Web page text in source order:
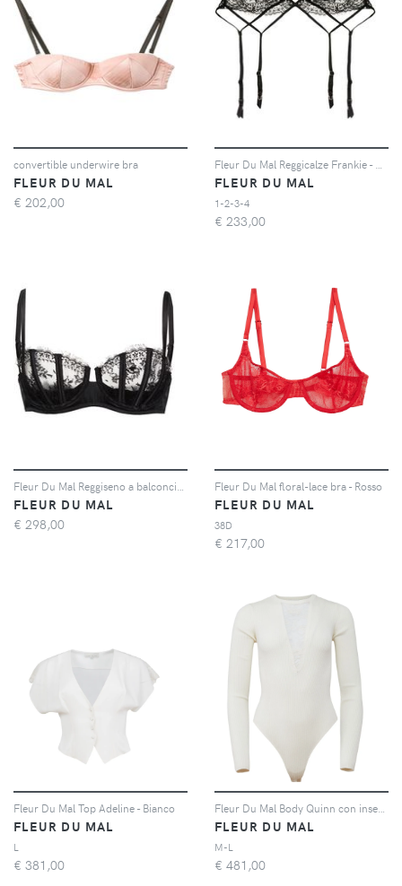
convertible underwire bra
FLEUR DU MAL
€ 202,00
FLEUR DU MAL
1-2-3-4
€ 233,00
FLEUR DU MAL
€ 298,00
Fleur Du Mal floral-lace bra - Rosso
FLEUR DU MAL
38D
€ 217,00
Fleur Du Mal Top Adeline - Bianco
FLEUR DU MAL
L
€ 381,00
FLEUR DU MAL
M-L
€ 481,00